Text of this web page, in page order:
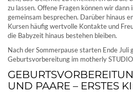
zu lassen. Offene Fragen können wir
gemeinsam besprechen. Darüber hinaus
Kursen häufig wertvolle Kontakte und
die Babyzeit hinaus bestehen bleiben.
Nach der Sommerpause starten Ende Juli
Geburtsvorbereitung im motherly
UND PAARE – ERSTES